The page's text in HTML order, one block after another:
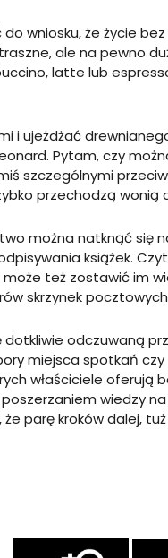
wniosku, że życie
ale na pewno
latte lub
i ujeżdżać
Pytam, czy
szczególnymi
przechodzą
można natknąć się
książek.
może też zostawić im
skrzynek
dotkliwie odczuwaną
miejsca spotkań
właściciele oferują
wiedzy
parę kroków dalej,